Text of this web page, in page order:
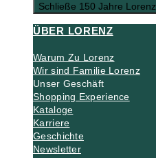
Schließe 150 Jahre Lorenz
ÜBER LORENZ
Warum Zu Lorenz
Wir sind Familie Lorenz
Unser Geschäft
Shopping Experience
Kataloge
Karriere
Geschichte
Newsletter